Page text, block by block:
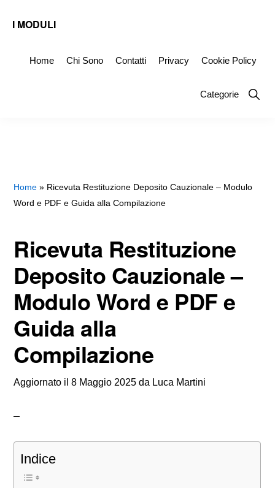
I MODULI
SimileHome Chi Sono Contatti Privacy Cookie Policy
Categorie
Show
Home » Ricevuta Restituzione Deposito Cauzionale – Modulo
Word e PDF e Guida alla Compilazione
Ricevuta Restituzione
Deposito Cauzionale –
Modulo Word e PDF e
Guida alla
Compilazione
Aggiornato il8 Maggio 2025 da Luca Martini
Indice